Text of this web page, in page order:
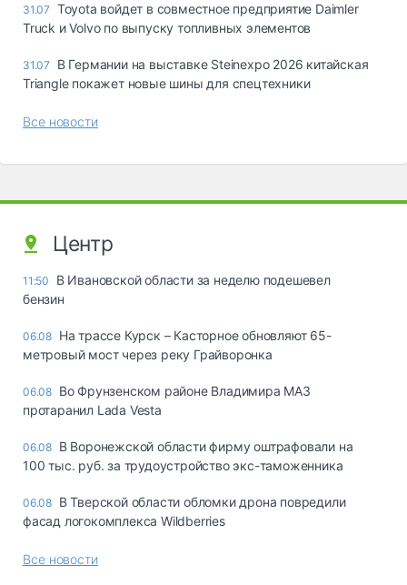
31.07 Toyota войдет в совместное предприятие Daimler
Truck и Volvo по выпуску топливных элементов
31.07
В Германии на выставке Steinexpo 2026 китайская
Triangle покажет новые шины для спецтехники
Все новости
Центр
11:50
В Ивановской области за неделю подешевел
бензин
06.08 На трассе Курск – Касторное обновляют 65-
метровый мост через реку Грайворонка
06.08 Во Фрунзенском районе Владимира МАЗ
протаранил Lada Vesta
06.08 В Воронежской области фирму оштрафовали на
100 тыс. руб. за трудоустройство экс-таможенника
06.08 В Тверской области обломки дрона повредили
фасад логокомплекса Wildberries
Все новости